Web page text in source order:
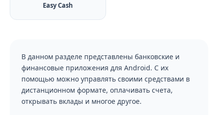
Easy Cash
В данном разделе представлены банковские и
финансовые приложения для Android. С их
помощью можно управлять своими средствами в
дистанционном формате, оплачивать счета,
открывать вклады и многое другое.